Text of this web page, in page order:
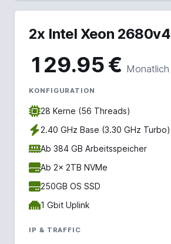
2x Intel Xeon 2680v4
129.95 € Monatlich
KONFIGURATION
28 Kerne (56 Threads)
2.40 GHz Base (3.30 GHz Turbo)
Ab 384 GB Arbeitsspeicher
Ab 2x 2TB NVMe
250GB OS SSD
1 Gbit Uplink
IP & TRAFFIC